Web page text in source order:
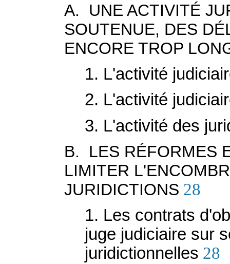
A. UNE ACTIVITÉ
SOUTENUE, DES
ENCORE TROP
1. L'activité
2. L'activité
3. L'activité des
B. LES RÉFORMES
LIMITER
JURIDICTIONS 28
1. Les contrats
juge judiciaire sur
juridictionnelles 28